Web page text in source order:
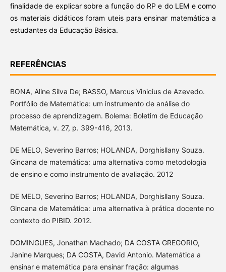
finalidade de explicar sobre a função do RP e do LEM e como
os materiais didáticos foram uteis para ensinar matemática a
estudantes da Educação Básica.
REFERÊNCIAS
BONA, Aline Silva De; BASSO, Marcus Vinicius de Azevedo.
Portfólio de Matemática: um instrumento de análise do
processo de aprendizagem. Bolema: Boletim de Educação
Matemática, v. 27, p. 399-416, 2013.
DE MELO, Severino Barros; HOLANDA, Dorghisllany Souza.
Gincana de matemática: uma alternativa como metodologia
de ensino e como instrumento de avaliação. 2012
DE MELO, Severino Barros; HOLANDA, Dorghisllany Souza.
Gincana de Matemática: uma alternativa à prática docente no
contexto do PIBID. 2012.
DOMINGUES, Jonathan Machado; DA COSTA GREGORIO,
Janine Marques; DA COSTA, David Antonio. Matemática a
ensinar e matemática para ensinar fração: algumas